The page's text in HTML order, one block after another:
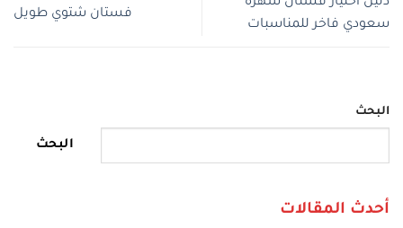
دليل اختيار فستان سهرة
سعودي فاخر للمناسبات
فستان شتوي طويل
البحث
البحث
أحدث المقالات